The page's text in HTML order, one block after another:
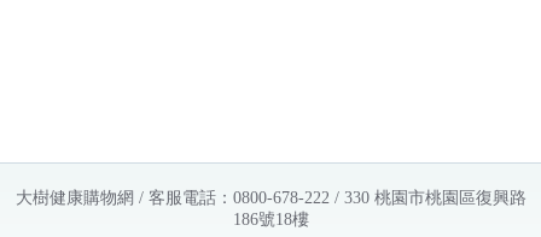
大樹健康購物網 / 客服電話：0800-678-222 / 330 桃園市桃園區復興路
186號18樓